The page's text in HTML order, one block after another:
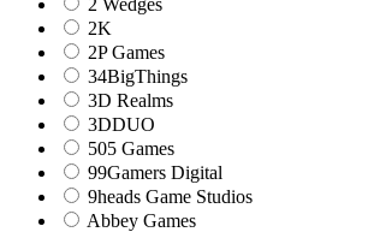
2K
2P Games
34BigThings
3D Realms
3DDUO
505 Games
99Gamers Digital
9heads Game Studios
Abbey Games